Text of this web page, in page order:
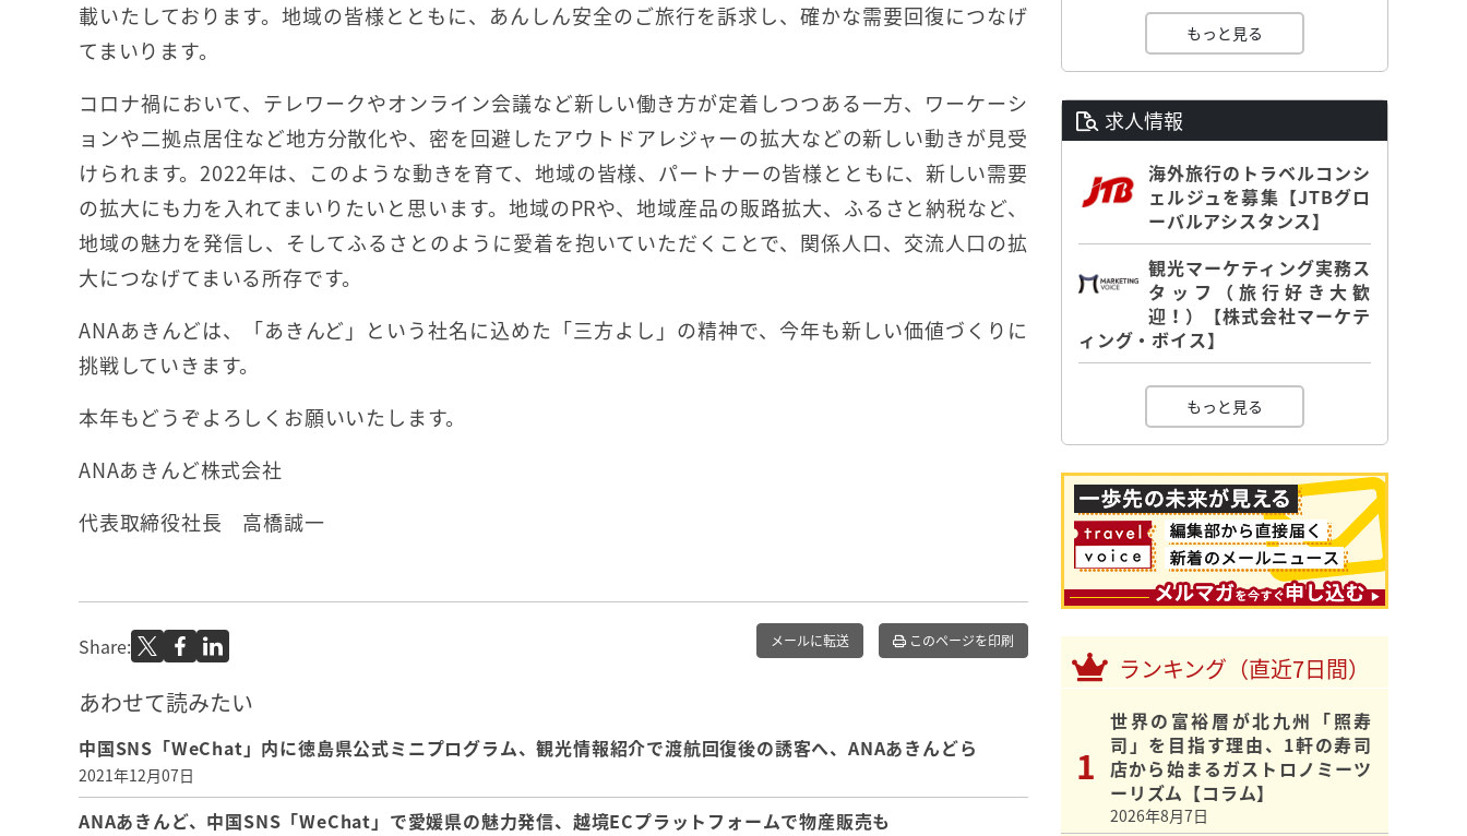
載いたしております。地域の皆様とともに、あんしん安全のご旅行を訴求し、確かな需要回復につなげ
てまいります。
コロナ禍において、テレワークやオンライン会議など新しい働き方が定着しつつある一方、ワーケーシ
ョンや二拠点居住など地方分散化や、密を回避したアウトドアレジャーの拡大などの新しい動きが見受
けられます。2022年は、このような動きを育て、地域の皆様、パートナーの皆様とともに、新しい需要
の拡大にも力を入れてまいりたいと思います。地域のPRや、地域産品の販路拡大、ふるさと納税など、
地域の魅力を発信し、そしてふるさとのように愛着を抱いていただくことで、関係人口、交流人口の拡
大につなげてまいる所存です。
ANAあきんどは、「あきんど」という社名に込めた「三方よし」の精神で、今年も新しい価値づくりに
挑戦していきます。
本年もどうぞよろしくお願いいたします。
ANAあきんど株式会社
代表取締役社長 高橋誠一
Share: メールに転送 このページを印刷
あわせて読みたい
中国SNS「WeChat」内に徳島県公式ミニプログラム、観光情報紹介で渡航回復後の誘客へ、ANAあきんどら
2021年12月07日
ANAあきんど、中国SNS「WeChat」で愛媛県の魅力発信、越境ECプラットフォームで物産販売も
もっと見る
求人情報
海外旅行のトラベルコンシ
ェルジュを募集【JTBグロ
ーバルアシスタンス】
観光マーケティング実務ス
タッフ（旅行好き大歓
迎！）【株式会社マーケテ
ィング・ボイス】
もっと見る
ランキング（直近7日間）
世界の富裕層が北九州「照寿
司」を目指す理由、1軒の寿司
店から始まるガストロノミーツ
ーリズム【コラム】
2026年8月7日